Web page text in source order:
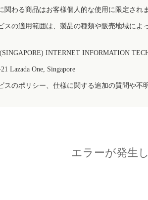
わる商品はお客様個人的な使用に限定されま
スの適用範囲は、製品の種類や販売地域に
INTERNET INFORMATION
Lazada One, Singapore
スのポリシー、仕様に関する追加の質問や
エラーが発生